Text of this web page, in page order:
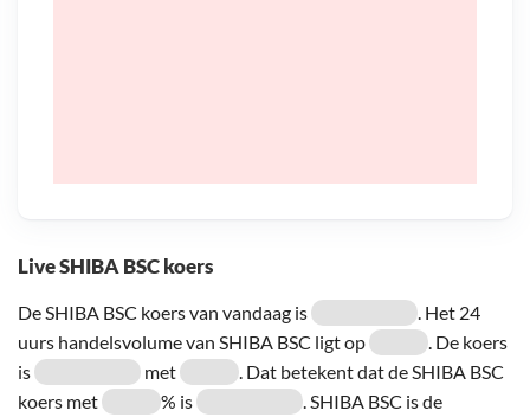
Live SHIBA BSC koers
De SHIBA BSC koers van vandaag is
. Het 24
uurs handelsvolume van SHIBA BSC ligt op
. De koers
is
met
. Dat betekent dat de SHIBA BSC
koers met
% is
. SHIBA BSC is de